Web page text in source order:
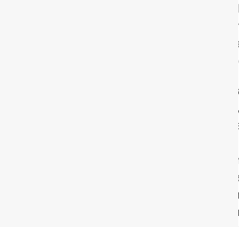
pemajakan dari Pajak Penghasilan (PPh) ke
Ia menekankan bahwa langkah ini
terhadap maraknya praktik perencanaan
sistem PPh secara global, termasuk di
Prianto merinci keunggulan sistem PPN:
ke penjualan dengan tarif tertentu.
dan total penjualan Rp1 miliar, maka PPN
sebesar Rp120 juta. Perhitungannya
celah untuk aggressive tax planning.”
kelemahan sistem PPh: “Wajib Pajak
melalui pengurangan penghasilan
pengurang penghasilan bruto. Ini